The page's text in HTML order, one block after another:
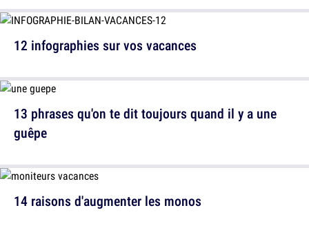
13 phrases qu'on te dit toujours quand il y a une
guêpe
12 infographies sur vos vacances
14 raisons d'augmenter les monos